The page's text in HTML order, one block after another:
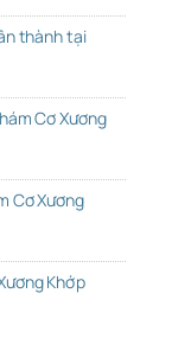
thành tại
Cơ Xương
Cơ Xương
Khớp